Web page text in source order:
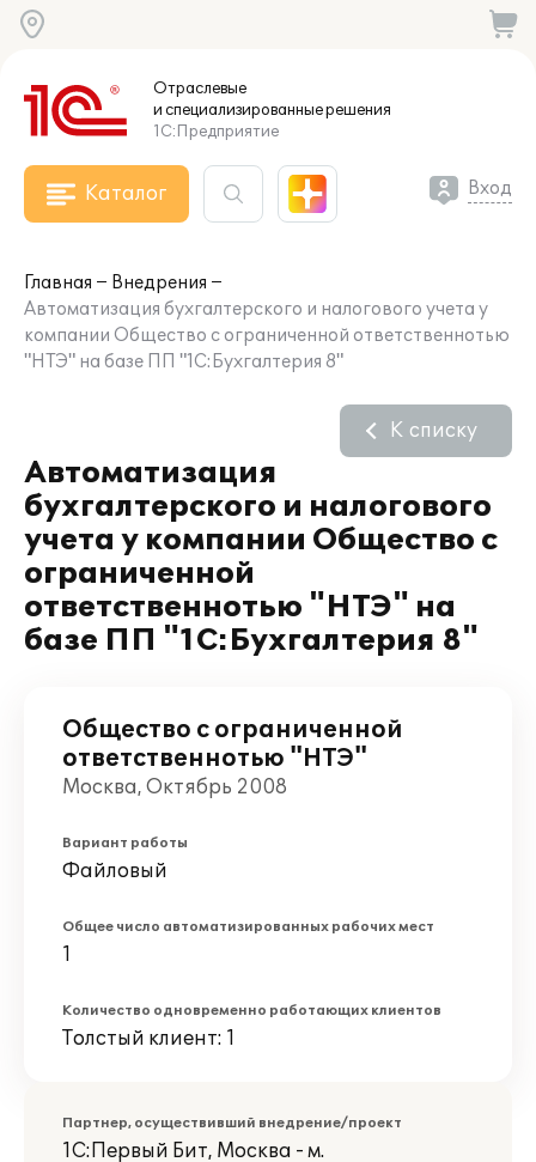
Отраслевые
и специализированныерешения
1С:Предприятие
Каталог Вход
Главная
Внедрения
Автоматизация бухгалтерского и налогового учета у
компании Общество с ограниченной ответственнотью
"НТЭ" на базе ПП "1С:Бухгалтерия 8"
Автоматизация
бухгалтерского и налогового
учета у компании Общество с
ограниченной
ответственнотью "НТЭ" на
базе ПП "1С:Бухгалтерия 8"
К списку
Общество с ограниченной
ответственнотью "НТЭ"
Москва, Октябрь 2008
Вариант работы
Файловый
Общее число автоматизированных рабочих мест
1
Количество одновременно работающих клиентов
Толстый клиент: 1
Партнер, осуществивший внедрение/проект
1С:Первый Бит, Москва - м.